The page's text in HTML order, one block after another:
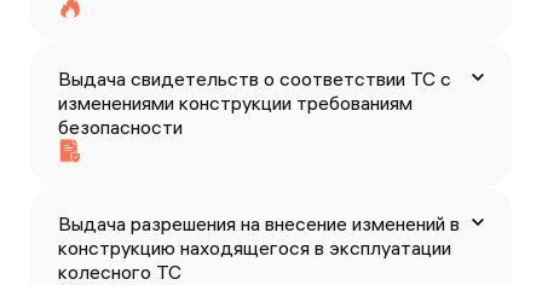
Выдача свидетельств о соответствии ТС с
изменениями конструкции требованиям
безопасности
Выдача разрешения на внесение изменений в
конструкцию находящегося в эксплуатации
колесного ТС